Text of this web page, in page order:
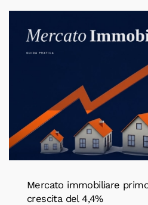
Mercato immobiliare
crescita del 4,4%